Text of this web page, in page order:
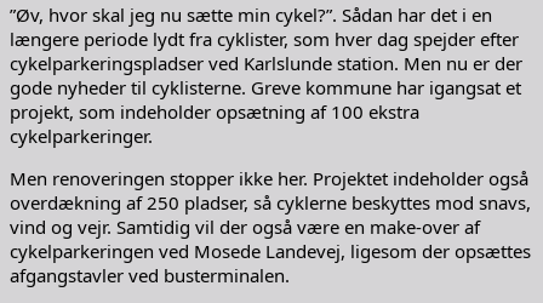
”Øv, hvor skal jeg nu sætte min cykel?”. Sådan har det i en
længere periode lydt fra cyklister, som hver dag spejder efter
cykelparkeringspladser ved Karlslunde station. Men nu er der
gode nyheder til cyklisterne. Greve kommune har igangsat et
projekt, som indeholder opsætning af 100 ekstra
cykelparkeringer.
Men renoveringen stopper ikke her. Projektet indeholder også
overdækning af 250 pladser, så cyklerne beskyttes mod snavs,
vind og vejr. Samtidig vil der også være en make-over af
cykelparkeringen ved Mosede Landevej, ligesom der opsættes
afgangstavler ved busterminalen.